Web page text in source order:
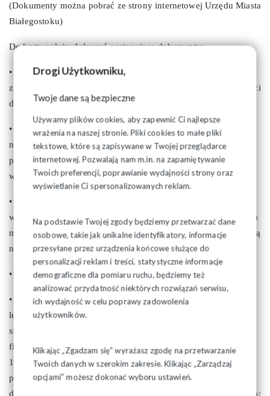
Drogi Użytkowniku,
Twoje dane są bezpieczne
Używamy plików cookies, aby zapewnić Ci najlepsze
wrażenia na naszej stronie. Pliki cookies to małe pliki
tekstowe, które są zapisywane w Twojej przeglądarce
internetowej. Pozwalają nam m.in. na zapamiętywanie
Twoich preferencji, poprawianie wydajności strony oraz
wyświetlanie Ci spersonalizowanych reklam.
Na podstawie Twojej zgody będziemy przetwarzać dane
osobowe, takie jak unikalne identyfikatory, informacje
przesyłane przez urządzenia końcowe służące do
personalizacji reklam i treści, statystyczne informacje
demograficzne dla pomiaru ruchu, będziemy też
analizować przydatność niektórych rozwiązań serwisu,
ich wydajność w celu poprawy zadowolenia
użytkowników.
Klikając „Zgadzam się” wyrażasz zgodę na przetwarzanie
Twoich danych w szerokim zakresie. Klikając „Zarządzaj
opcjami” możesz dokonać wyboru ustawień.
(Dokumenty można pobrać ze strony internetowej Urzędu Miasta
Białegostoku)
Do karty należy dołączyć następujące dokumenty:
• informację z Krajowego Rejestru Karnego dotyczącą
zgłaszanej osoby, opatrzoną datą nie wcześniejszą niż trzydzieści
dni przed dniem zgłoszenia;
• oświadczenie kandydata, że nie jest prowadzone przeciwko
niemu postępowanie o przestępstwo ścigane z oskarżenia
publicznego lub przestępstwo skarbowe, opatrzone datą nie
wcześniejszą niż trzydzieści dni przed dniem zgłoszenia;
• oświadczenie kandydata, że nie jest lub nie był pozbawiony
władzy rodzicielskiej, a także, że władza rodzicielska nie została
mu ograniczona ani zawieszona, opatrzone datą nie wcześniejszą
niż trzydzieści dni przed dniem zgłoszenia;
• oświadczenie kandydata o spełnianiu wymogów ustawowych
• zaświadczenie lekarskie o stanie zdrowia, wystawione przez
lekarza, o którym mowa w art. 55 ust. 2a ustawy z dnia 27
sierpnia 2004 r. o świadczeniach opieki zdrowotnej
finansowanych ze środków publicznych (Dz. U. z 2008 r. Nr
164, poz. 1027, z późn. zm.), stwierdzające brak
przeciwwskazań do wykonywania funkcji ławnika, opatrzone
datą nie wcześniejszą niż trzydzieści dni przed dniem zgłoszenia;